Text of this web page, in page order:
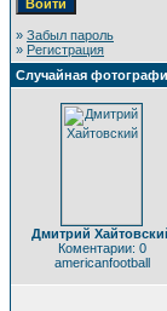
» Забыл пароль
» Регистрация
Случайная
Дмитрий
Коментарии: 0
americanfootball